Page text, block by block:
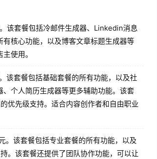
该套餐包括冷邮件生成器、Linkedin消息
核心功能，以及博客文章标题生成器等
使用。
该套餐包括基础套餐的所有功能，以及社
个人简历生成器等更多辅助功能。该套
优先级支持。适合内容创作者和自由职业
。该套餐包括专业套餐的所有功能，以及
。该套餐还提供了团队协作功能，可以让